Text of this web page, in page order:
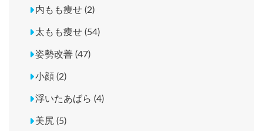
内もも痩せ (2)
太もも痩せ (54)
姿勢改善 (47)
小顔 (2)
浮いたあばら (4)
美尻 (5)